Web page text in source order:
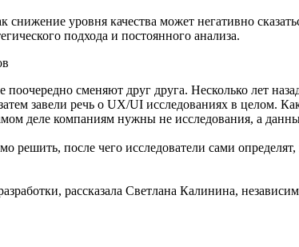
уровня качества может негативно
подхода и постоянного анализа.
сменяют друг друга. Несколько лет
завели речь о UX/UI исследованиях в целом.
деле компаниям нужны не исследования, а
решить, после чего исследователи сами
рассказала Светлана Калинина,